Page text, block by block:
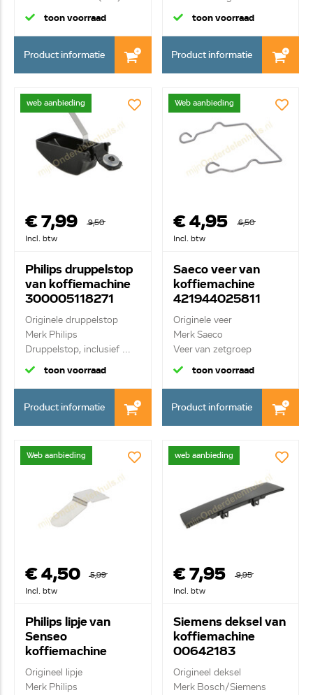
toon voorraad
Product informatie
toon voorraad
Product informatie
web aanbieding
€ 7,99
9,50
Incl. btw
Philips druppelstop
van koffiemachine
300005118271
CP0396/01
Originele druppelstop
Merk Philips
Druppelstop, inclusief ...
toon voorraad
Product informatie
Web aanbieding
€ 4,95
6,50
Incl. btw
Saeco veer van
koffiemachine
421944025811
Originele veer
Merk Saeco
Veer van zetgroep
toon voorraad
Product informatie
Web aanbieding
€ 4,50
5,99
Incl. btw
Philips lipje van
Senseo
koffiemachine
422224005991
Origineel lipje
Merk Philips
web aanbieding
€ 7,95
9,95
Incl. btw
Siemens deksel van
koffiemachine
00642183
Origineel deksel
Merk Bosch/Siemens